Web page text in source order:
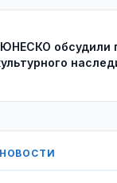
ЮНЕСКО обсудили